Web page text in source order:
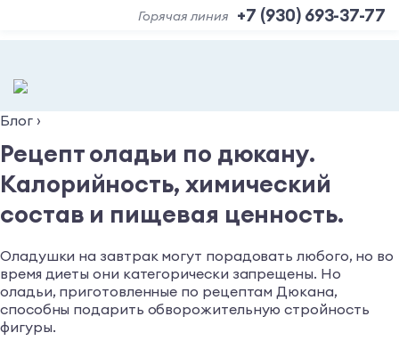
+7 (930) 693-37-77
Горячая линия
Блог ›
Рецепт оладьи по дюкану.
Калорийность, химический
состав и пищевая ценность.
Оладушки на завтрак могут порадовать любого, но во
время диеты они категорически запрещены. Но
оладьи, приготовленные по рецептам Дюкана,
способны подарить обворожительную стройность
фигуры.